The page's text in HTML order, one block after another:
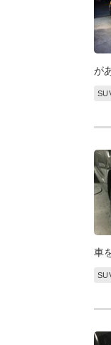
が
車